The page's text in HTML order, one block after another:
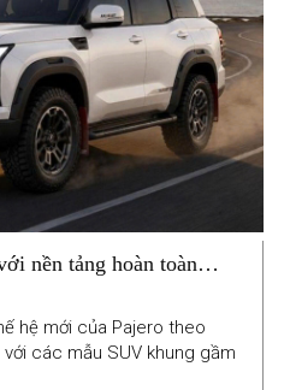
nền tảng hoàn toàn
Toyota Land Cruiser
hệ mới của Pajero theo
các mẫu SUV khung gầm